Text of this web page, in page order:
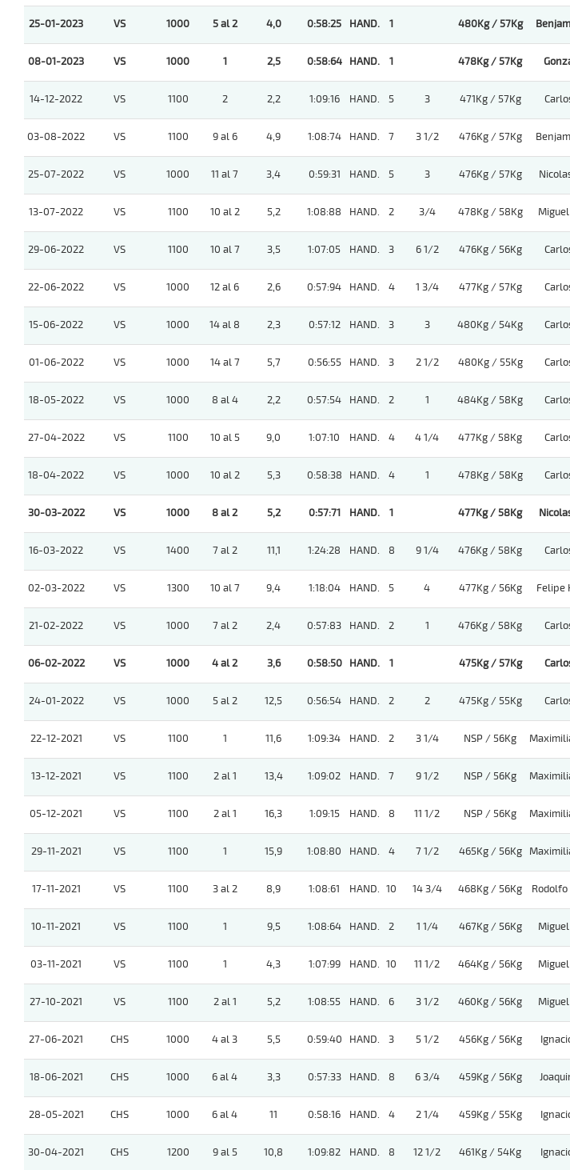
25-01-2023 VS 1000 5 al 2 4,0 0:58:25 HAND. 1 480Kg / 57Kg
08-01-2023 VS 1000 1 2,5 0:58:64 HAND. 1 478Kg / 57Kg
14-12-2022 VS 1100 2 2,2 1:09:16 HAND. 5 3 471Kg / 57Kg
03-08-2022 VS 1100 9 al 6 4,9 1:08:74 HAND. 7 3 1/2 476Kg / 57Kg
25-07-2022 VS 1000 11 al 7 3,4 0:59:31 HAND. 5 3 476Kg / 57Kg
13-07-2022 VS 1100 10 al 2 5,2 1:08:88 HAND. 2 3/4 478Kg / 58Kg
29-06-2022 VS 1100 10 al 7 3,5 1:07:05 HAND. 3 6 1/2 476Kg / 56Kg
22-06-2022 VS 1000 12 al 6 2,6 0:57:94 HAND. 4 1 3/4 477Kg / 57Kg
15-06-2022 VS 1000 14 al 8 2,3 0:57:12 HAND. 3 3 480Kg / 54Kg
01-06-2022 VS 1000 14 al 7 5,7 0:56:55 HAND. 3 2 1/2 480Kg / 55Kg
18-05-2022 VS 1000 8 al 4 2,2 0:57:54 HAND. 2 1 484Kg / 58Kg
27-04-2022 VS 1100 10 al 5 9,0 1:07:10 HAND. 4 4 1/4 477Kg / 58Kg
18-04-2022 VS 1000 10 al 2 5,3 0:58:38 HAND. 4 1 478Kg / 58Kg
30-03-2022 VS 1000 8 al 2 5,2 0:57:71 HAND. 1 477Kg / 58Kg
16-03-2022 VS 1400 7 al 2 11,1 1:24:28 HAND. 8 9 1/4 476Kg / 58Kg
02-03-2022 VS 1300 10 al 7 9,4 1:18:04 HAND. 5 4 477Kg / 56Kg Felipe
21-02-2022 VS 1000 7 al 2 2,4 0:57:83 HAND. 2 1 476Kg / 58Kg
06-02-2022 VS 1000 4 al 2 3,6 0:58:50 HAND. 1 475Kg / 57Kg
24-01-2022 VS 1000 5 al 2 12,5 0:56:54 HAND. 2 2 475Kg / 55Kg
22-12-2021 VS 1100 1 11,6 1:09:34 HAND. 2 3 1/4 NSP / 56Kg
13-12-2021 VS 1100 2 al 1 13,4 1:09:02 HAND. 7 9 1/2 NSP / 56Kg
05-12-2021 VS 1100 2 al 1 16,3 1:09:15 HAND. 8 11 1/2 NSP / 56Kg
29-11-2021 VS 1100 1 15,9 1:08:80 HAND. 4 7 1/2 465Kg / 56Kg
17-11-2021 VS 1100 3 al 2 8,9 1:08:61 HAND. 10 14 3/4 468Kg / 56Kg
10-11-2021 VS 1100 1 9,5 1:08:64 HAND. 2 1 1/4 467Kg / 56Kg
03-11-2021 VS 1100 1 4,3 1:07:99 HAND. 10 11 1/2 464Kg / 56Kg
27-10-2021 VS 1100 2 al 1 5,2 1:08:55 HAND. 6 3 1/2 460Kg / 56Kg
27-06-2021 CHS 1000 4 al 3 5,5 0:59:40 HAND. 3 5 1/2 456Kg / 56Kg
18-06-2021 CHS 1000 6 al 4 3,3 0:57:33 HAND. 8 6 3/4 459Kg / 56Kg
28-05-2021 CHS 1000 6 al 4 11 0:58:16 HAND. 4 2 1/4 459Kg / 55Kg
30-04-2021 CHS 1200 9 al 5 10,8 1:09:82 HAND. 8 12 1/2 461Kg / 54Kg